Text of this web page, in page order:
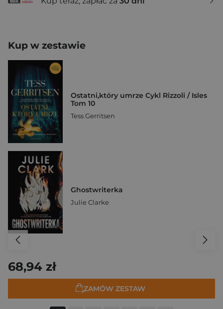
Kup w zestawie
Ostatni,który umrze Cykl Rizzoli / Isles
Tom 10
Tess Gerritsen
Ghostwriterka
Julie Clarke
68,94 zł
ZAMÓW ZESTAW